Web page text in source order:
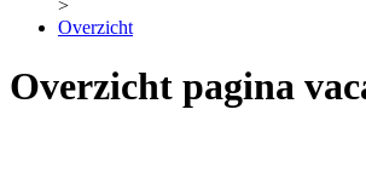
>
Overzicht
Overzicht pagina